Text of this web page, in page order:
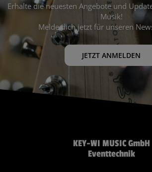
Erhalte die neuesten Angebote und
Musik!
Melde dich jetzt für unseren
JETZT ANMELDEN
KEY-WI MUSIC GmbH
Eventtechnik